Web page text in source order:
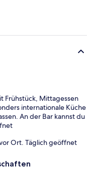
Frühstück, Mittagessen
internationale Küche
An der Bar kannst du
Ort. Täglich geöffnet